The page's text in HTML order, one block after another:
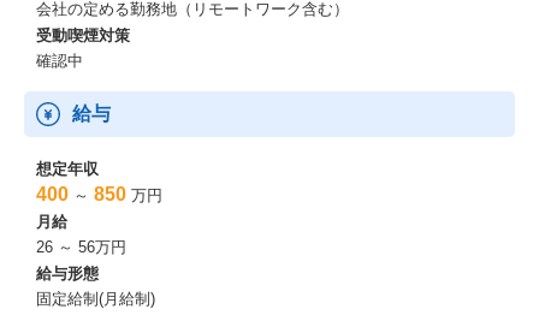
会社の定める勤務地（リモートワーク含む）
受動喫煙対策
確認中
給与
想定年収
400 ～ 850 万円
月給
26 ～ 56万円
給与形態
固定給制(月給制)